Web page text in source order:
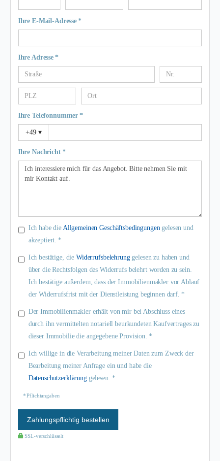
Ihre E-Mail-Adresse *
Ihre Adresse *
Ihre Telefonnummer *
+49 ▾
Ihre Nachricht *
Ich habe die Allgemeinen Geschäftsbedingungengelesen und
akzeptiert. *
Ich bestätige, dieWiderrufsbelehrunggelesen zu haben und
über die Rechtsfolgen des Widerrufs belehrt worden zu sein.
Ich bestätige außerdem, dass der Immobilienmakler vor Ablauf
der Widerrufsfrist mit der Dienstleistung beginnen darf. *
Der Immobilienmakler erhält von mir bei Abschluss eines
durch ihn vermittelten notariell beurkundeten Kaufvertrages zu
dieser Immobilie die angegebene Provision. *
Ich willige in die Verarbeitung meiner Daten zum Zweck der
Bearbeitung meiner Anfrage ein und habe die
Datenschutzerklärunggelesen. *
* Pflichtangaben
Zahlungspflichtig bestellen
SSL-verschlüsselt